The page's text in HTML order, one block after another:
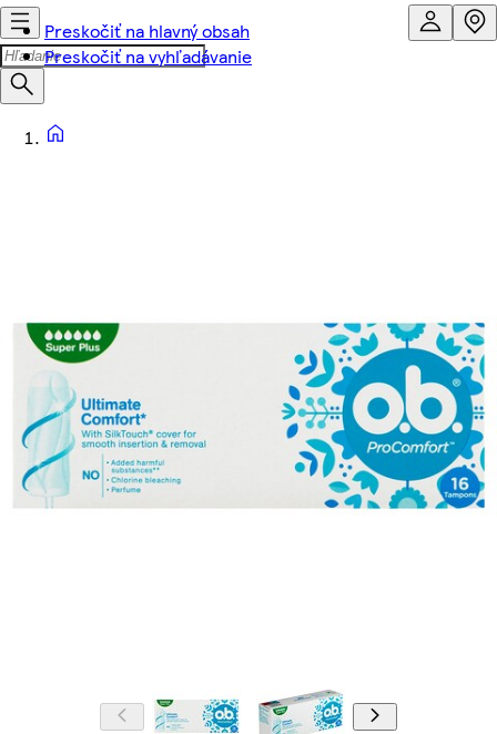
Preskočiť na hlavný obsah
Preskočiť na vyhľadávanie